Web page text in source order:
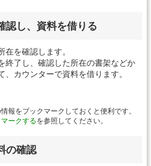
認し、資料を借りる
在を確認します。
終了し、確認した所在の書架などか
、カウンターで資料を借ります。
報をブックマークしておくと便利です。
ークするを参照してください。
の確認